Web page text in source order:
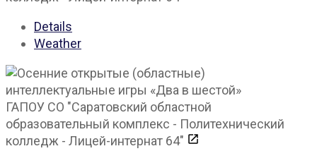
Details
Weather
ГАПОУ СО "Саратовский областной
образовательный комплекс - Политехнический
колледж - Лицей-интернат 64"